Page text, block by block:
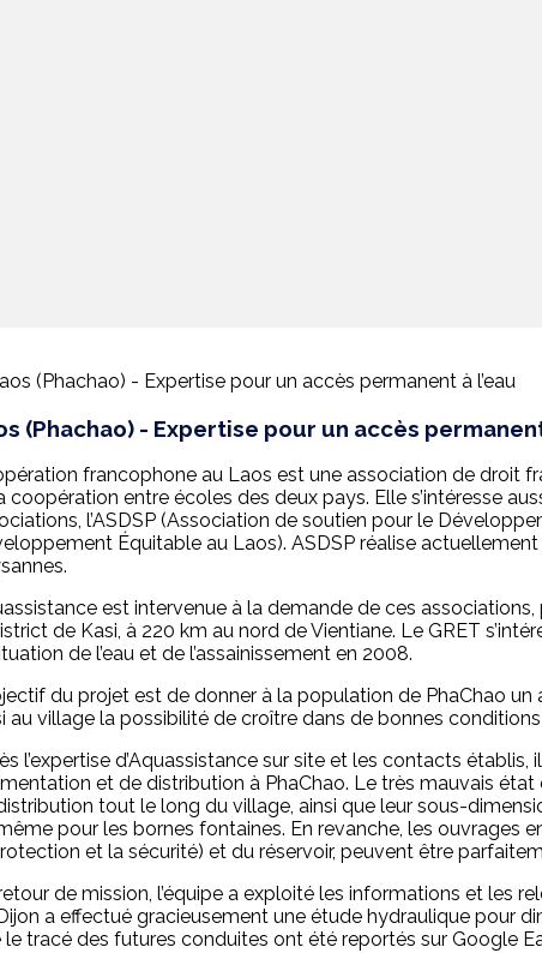
(Phachao) - Expertise pour un accès permanent
francophone au Laos est une association de droit
coopération entre écoles des deux pays. Elle s’intéresse
l’ASDSP (Association de soutien pour le
Équitable au Laos). ASDSP réalise
est intervenue à la demande de ces
de Kasi, à 220 km au nord de Vientiane. Le GRET
de l’eau et de l’assainissement en 2008.
du projet est de donner à la population de PhaChao
au village la possibilité de croître dans de bonnes conditions
l’expertise d’Aquassistance sur site et les contacts
et de distribution à PhaChao. Le très mauvais
tout le long du village, ainsi que leur sous-
pour les bornes fontaines. En revanche, les
et la sécurité) et du réservoir, peuvent être
de mission, l’équipe a exploité les informations et les
a effectué gracieusement une étude hydraulique pour
le tracé des futures conduites ont été reportés sur Google